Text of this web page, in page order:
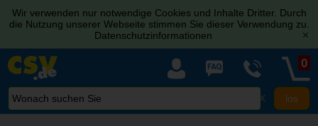
Wir verwenden nur notwendige Cookies und Inhalte Dritter. Durch
die Nutzung unserer Webseite stimmen Sie dieser Verwendung zu.
Datenschutzinformationen
[x]
X
0